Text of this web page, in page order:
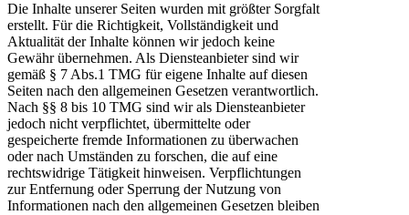
Die Inhalte unserer Seiten wurden mit größter Sorgfalt
erstellt. Für die Richtigkeit, Vollständigkeit und
Aktualität der Inhalte können wir jedoch keine
Gewähr übernehmen. Als Diensteanbieter sind wir
gemäß § 7 Abs.1 TMG für eigene Inhalte auf diesen
Seiten nach den allgemeinen Gesetzen verantwortlich.
Nach §§ 8 bis 10 TMG sind wir als Diensteanbieter
jedoch nicht verpflichtet, übermittelte oder
gespeicherte fremde Informationen zu überwachen
oder nach Umständen zu forschen, die auf eine
rechtswidrige Tätigkeit hinweisen. Verpflichtungen
zur Entfernung oder Sperrung der Nutzung von
Informationen nach den allgemeinen Gesetzen bleiben